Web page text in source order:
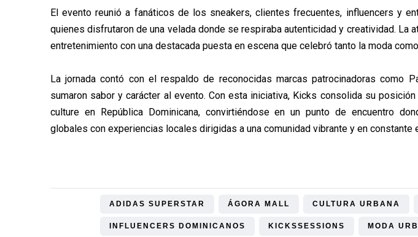
El evento reunió a fanáticos de los sneakers, clientes frecuentes, influencers y
quienes disfrutaron de una velada donde se respiraba autenticidad y creatividad. La
entretenimiento con una destacada puesta en escena que celebró tanto la moda
La jornada contó con el respaldo de reconocidas marcas patrocinadoras como
sumaron sabor y carácter al evento. Con esta iniciativa, Kicks consolida su
culture en República Dominicana, convirtiéndose en un punto de encuentro
globales con experiencias locales dirigidas a una comunidad vibrante y en constante
ADIDAS SUPERSTAR ÁGORA MALL CULTURA URBANA
INFLUENCERS DOMINICANOS KICKSSESSIONS MODA